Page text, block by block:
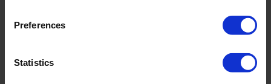
Preferences
Statistics
障害を持つゲストのニーズに対応することは、EMEA地域の